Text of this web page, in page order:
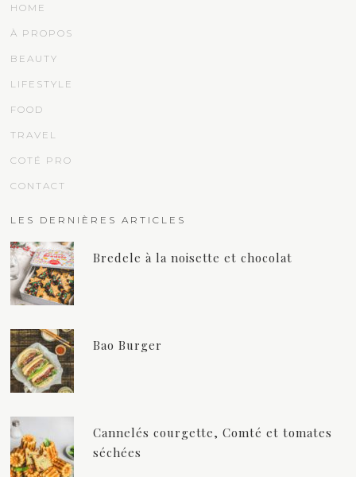
HOME
À PROPOS
BEAUTY
LIFESTYLE
FOOD
TRAVEL
COTÉ PRO
CONTACT
LES DERNIÈRES ARTICLES
Bredele à la noisette et chocolat
Bao Burger
Cannelés courgette, Comté et tomates
séchées